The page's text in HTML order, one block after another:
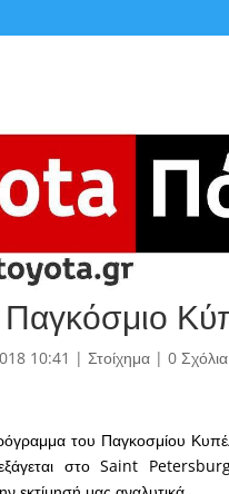
10:41 | Στοίχημα| 0 Σχόλια
του Παγκοσμίου
στο Saint